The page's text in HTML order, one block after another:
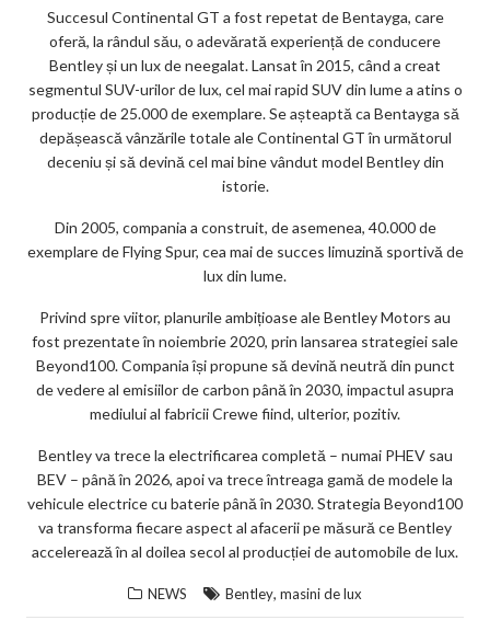
Succesul Continental GT a fost repetat de Bentayga, care
oferă, la rândul său, o adevărată experiență de conducere
Bentley și un lux de neegalat. Lansat în 2015, când a creat
segmentul SUV-urilor de lux, cel mai rapid SUV din lume a atins o
producție de 25.000 de exemplare. Se așteaptă ca Bentayga să
depășească vânzările totale ale Continental GT în următorul
deceniu și să devină cel mai bine vândut model Bentley din
istorie.
Din 2005, compania a construit, de asemenea, 40.000 de
exemplare de Flying Spur, cea mai de succes limuzină sportivă de
lux din lume.
Privind spre viitor, planurile ambițioase ale Bentley Motors au
fost prezentate în noiembrie 2020, prin lansarea strategiei sale
Beyond100. Compania își propune să devină neutră din punct
de vedere al emisiilor de carbon până în 2030, impactul asupra
mediului al fabricii Crewe fiind, ulterior, pozitiv.
Bentley va trece la electrificarea completă – numai PHEV sau
BEV – până în 2026, apoi va trece întreaga gamă de modele la
vehicule electrice cu baterie până în 2030. Strategia Beyond100
va transforma fiecare aspect al afacerii pe măsură ce Bentley
accelerează în al doilea secol al producției de automobile de lux.
NEWS Bentley, masini de lux